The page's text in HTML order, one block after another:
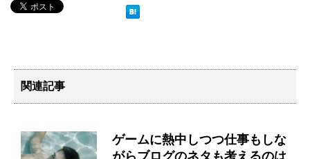
関連記事
ゲームに熱中しつつ仕事もしな